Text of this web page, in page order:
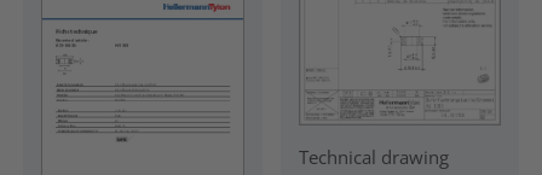
Technical drawing